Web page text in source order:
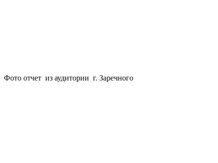
Фото отчет из аудитории г. Заречного